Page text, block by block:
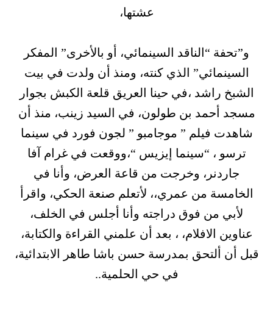
عشتها،
و”تحفة “الناقد السينمائي، أو بالأخرى” المفكر
السينمائي” الذي كنته، ومنذ أن ولدت في بيت
الشبخ راشد ،في حينا العريق قلعة الكبش بجوار
مسجد أحمد بن طولون، في السيد زينب، منذ أن
شاهدت فيلم ” موجامبو ” لجون فورد في سينما
ترسو ، “سينما إيزيس “،ووقعت في غرام آفا
جاردنر، وخرجت من قاعة العرض، وأنا في
الخامسة من عمري،، لأتعلم صنعة الحكي، واقرأ
لأبي من فوق دراجته وأنا أجلس في الخلف،
عناوين الافلام، ، بعد أن علمني القراءة والكتابة،
قبل أن ألتحق بمدرسة حسن باشا طاهر الابتدائية،
في حي الحلمية..